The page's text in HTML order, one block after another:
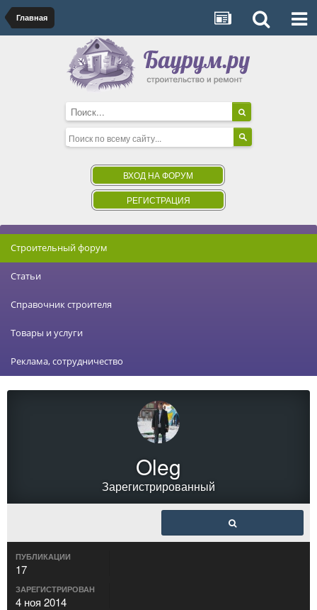
Главная
ВХОД НА ФОРУМ
РЕГИСТРАЦИЯ
Строительный форум
Статьи
Справочник строителя
Товары и услуги
Реклама, сотрудничество
Oleg
Зарегистрированный
ПУБЛИКАЦИИ
17
ЗАРЕГИСТРИРОВАН
4 ноя 2014